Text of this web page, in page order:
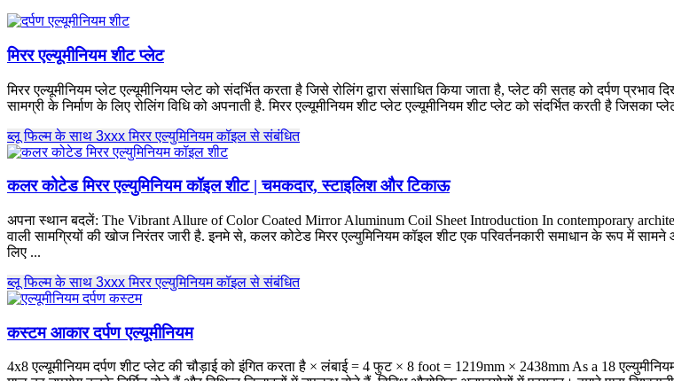
मिरर एल्यूमीनियम शीट प्लेट
मिरर एल्यूमीनियम प्लेट एल्यूमीनियम प्लेट को संदर्भित करता है जिसे रोलिंग द्वारा संसाधित किया जाता है, प्लेट की सतह को दर्पण
सामग्री के निर्माण के लिए रोलिंग विधि को अपनाती है. मिरर एल्यूमीनियम शीट प्लेट एल्यूमीनियम शीट प्लेट को संदर्भित करती है जिसका
ब्लू फिल्म के साथ 3xxx मिरर एल्युमिनियम कॉइल से संबंधित
कलर कोटेड मिरर एल्युमिनियम कॉइल शीट | चमकदार, स्टाइलिश और टिकाऊ
अपना स्थान बदलें: The Vibrant Allure of Color Coated Mirror Aluminum Coil Sheet Introduction In contemporary
वाली सामग्रियों की खोज निरंतर जारी है. इनमे से, कलर कोटेड मिरर एल्युमिनियम कॉइल शीट एक परिवर्तनकारी समाधान के रूप में
लिए ...
ब्लू फिल्म के साथ 3xxx मिरर एल्युमिनियम कॉइल से संबंधित
कस्टम आकार दर्पण एल्यूमीनियम
4x8 एल्यूमीनियम दर्पण शीट प्लेट की चौड़ाई को इंगित करता है × लंबाई = 4 फुट × 8 foot = 1219mm × 2438mm As a 18